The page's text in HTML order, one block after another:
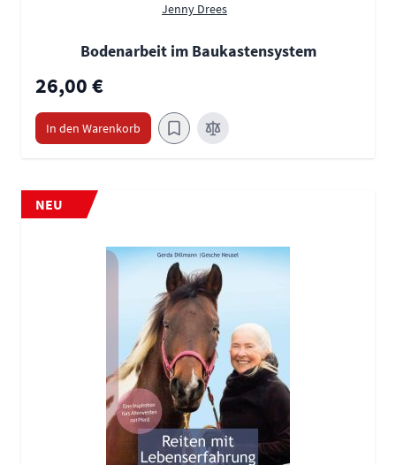
Jenny Drees
Bodenarbeit im Baukastensystem
26,00 €
In den Warenkorb
NEU